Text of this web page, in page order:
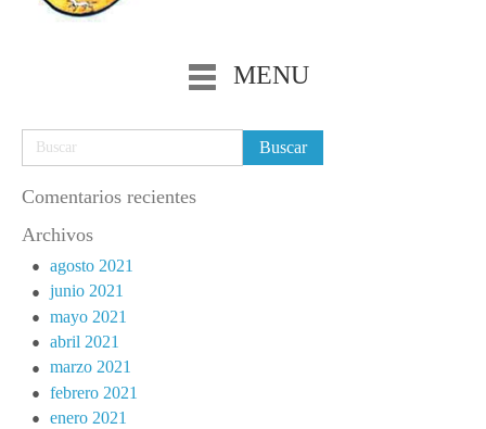
MENU
Comentarios recientes
Archivos
agosto 2021
junio 2021
mayo 2021
abril 2021
marzo 2021
febrero 2021
enero 2021